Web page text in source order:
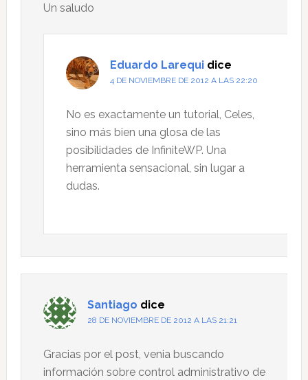
Un saludo
Eduardo Larequi dice
4 DE NOVIEMBRE DE 2012 A LAS 22:20
No es exactamente un tutorial, Celes,
sino más bien una glosa de las
posibilidades de InfiniteWP. Una
herramienta sensacional, sin lugar a
dudas.
Santiago dice
28 DE NOVIEMBRE DE 2012 A LAS 21:21
Gracias por el post, venia buscando
información sobre control administrativo de